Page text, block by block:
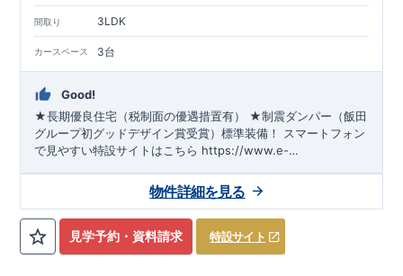
間取り 3LDK
カースペース 3台
Good!
★長期優良住宅（税制面の優遇措置有） ★制震ダンパー（飯田
グループ初グッドデザイン賞受賞）標準装備！ スマートフォン
で見やすい特設サイトはこちら https://www.e-
見学予約・資料請求 特設サイト
物件詳細を見る